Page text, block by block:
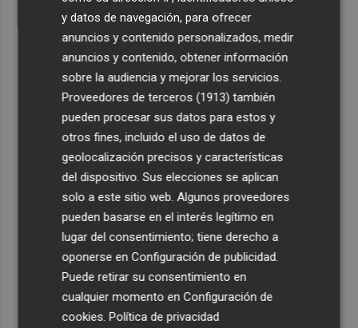
y datos de navegación, para ofrecer
anuncios y contenido personalizados, medir
anuncios y contenido, obtener información
sobre la audiencia y mejorar los servicios.
Proveedores de terceros (1913) también
pueden procesar sus datos para estos y
otros fines, incluido el uso de datos de
geolocalización precisos y características
del dispositivo. Sus elecciones se aplican
solo a este sitio web. Algunos proveedores
pueden basarse en el interés legítimo en
lugar del consentimiento; tiene derecho a
oponerse enConfiguración de publicidad.
Puede retirar su consentimiento en
cualquier momento enConfiguración de
cookies.Política de privacidad